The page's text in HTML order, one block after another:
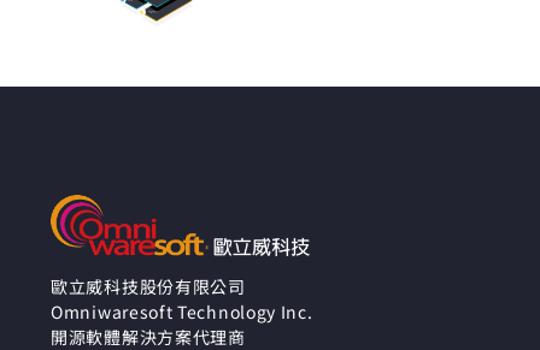
引擎。Logstash 是資料
提取工具，而 Kibana
為視覺化工具。
歐立威科技股份有限公司
Omniwaresoft Technology Inc.
開源軟體解決方案代理商